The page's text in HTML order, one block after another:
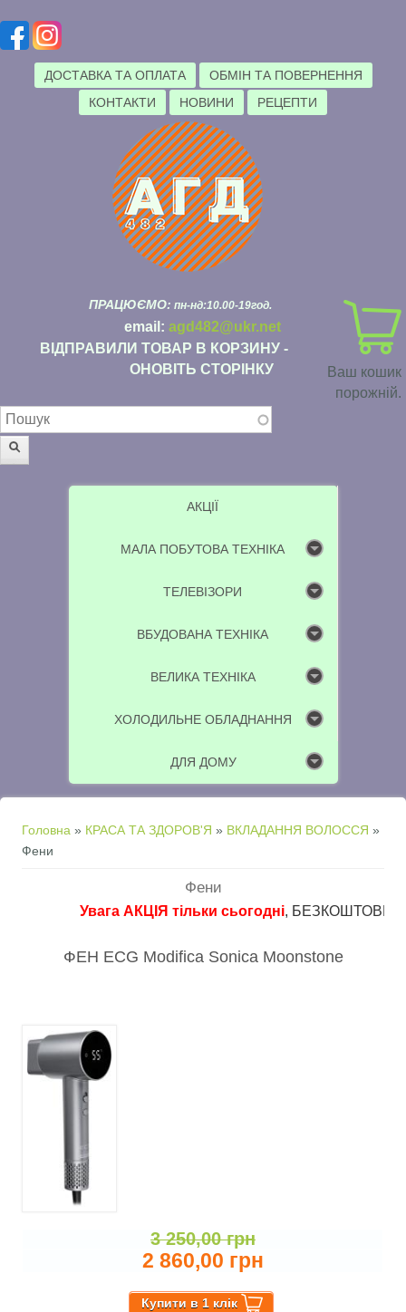
ДОСТАВКА ТА ОПЛАТА
ОБМІН ТА ПОВЕРНЕННЯ
КОНТАКТИ
НОВИНИ РЕЦЕПТИ
Ваш кошик
порожній.
ПРАЦЮЄМО: пн-нд:10.00-19год.
email: agd482@ukr.net
ВІДПРАВИЛИ ТОВАР В КОРЗИНУ -
ОНОВІТЬ СТОРІНКУ
Пошукова форма
АКЦІЇ
МАЛА ПОБУТОВА ТЕХНІКА
ТЕЛЕВІЗОРИ
ВБУДОВАНА ТЕХНІКА
ВЕЛИКА ТЕХНІКА
ХОЛОДИЛЬНЕ ОБЛАДНАННЯ
ДЛЯ ДОМУ
Ви є тут
Головна » КРАСА ТА ЗДОРОВ'Я » ВКЛАДАННЯ ВОЛОССЯ »
Фени
Фени
Увага АКЦІЯ тільки сьогодні, БЕЗКОШТОВНА
ФЕН ECG Modifica Sonica Moonstone
3 250,00 грн
2 860,00 грн